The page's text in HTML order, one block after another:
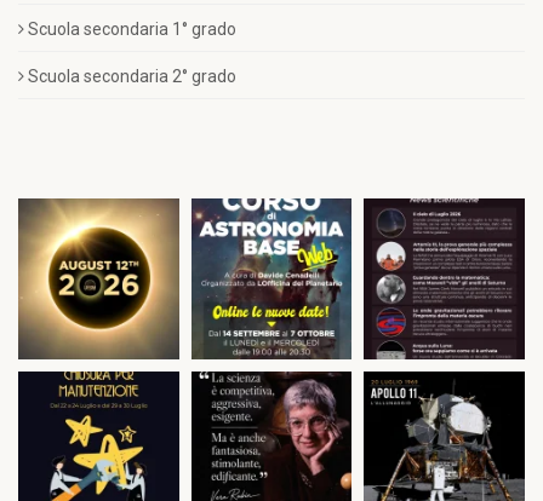
Scuola secondaria 1° grado
Scuola secondaria 2° grado